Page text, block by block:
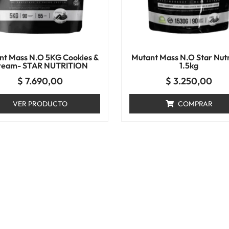
Mass N.O 5KG Cookies &
STAR NUTRITION
$ 7.690,00
VER PRODUCTO
Mutant Mass N.O Star
1.5kg
$ 3.250,00
COMPRAR